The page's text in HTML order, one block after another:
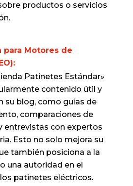
productos o servicios
para Motores de
Patinetes Estándar»
contenido útil y
su blog, como guías de
comparaciones de
entrevistas con expertos
Esto no solo mejora su
también posiciona a la
una autoridad en el
patinetes eléctricos.